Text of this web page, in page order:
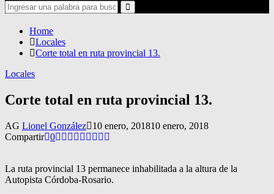
Search
for:
Search
Home
Locales
Corte total en ruta provincial 13.
Locales
Corte total en ruta provincial 13.
AG Lionel González 10 enero, 201810 enero, 2018
Compartir 0
La ruta provincial 13 permanece inhabilitada a la altura de la
Autopista Córdoba-Rosario.